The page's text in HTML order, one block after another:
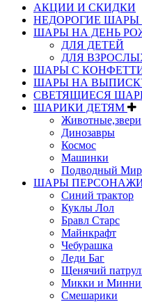
АКЦИИ И СКИДКИ
НЕДОРОГИЕ ШАРЫ
ШАРЫ НА ДЕНЬ
ДЛЯ ДЕТЕЙ
ДЛЯ
ШАРЫ С
ШАРЫ НА
СВЕТЯЩИЕСЯ
ШАРИКИ ДЕТЯМ
Животные,звери
Динозавры
Космос
Машинки
Подводный Мир
ШАРЫ
Синий трактор
Куклы Лол
Бравл Старс
Майнкрафт
Чебурашка
Леди Баг
Щенячий
Микки и Минни
Смешарики